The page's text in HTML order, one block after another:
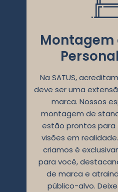
Montagem
Na SATUS,
deve ser uma
marca. Nossos
montagem de
estão prontos para
visões em
criamos é
para você,
de marca e
público-alvo.